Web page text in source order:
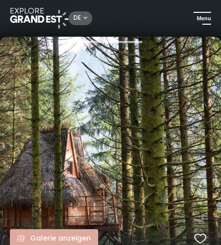
DE Menu
Sehenswertes in der Region Grand Est Außergewöhnliche Übernachtungen
Galerie anzeigen